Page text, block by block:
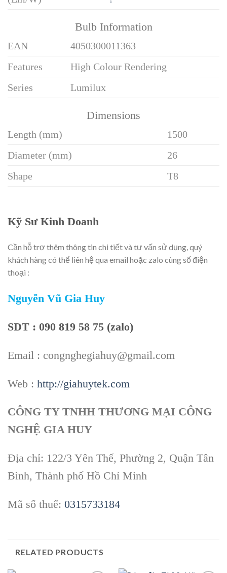
Bulb Information
EAN
4050300011363
Features
High Colour Rendering
Series
Lumilux
Dimensions
Length (mm)
1500
Diameter (mm)
26
Shape
T8
Kỹ Sư Kinh Doanh
Cần hỗ trợ thêm thông tin chi tiết và tư vấn sử dụng, quý
khách hàng có thể liên hệ qua email hoặc zalo cùng số điện
thoại :
Nguyễn Vũ Gia Huy
SDT : 090 819 58 75 (zalo)
Email : congnghegiahuy@gmail.com
Web : http://giahuytek.com
CÔNG TY TNHH THƯƠNG MẠI CÔNG
NGHỆ GIA HUY
Địa chỉ: 122/3 Yên Thế, Phường 2, Quận Tân
Bình, Thành phố Hồ Chí Minh
Mã số thuế: 0315733184
RELATED PRODUCTS